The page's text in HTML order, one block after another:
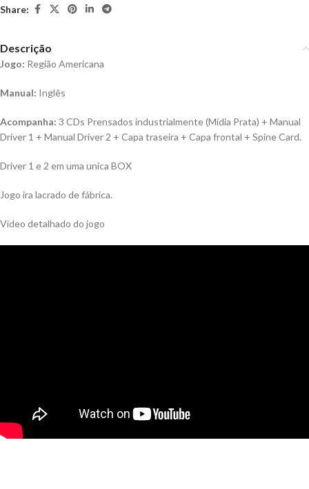
Share:
Descrição
Jogo: Região Americana
Manual: Inglês
Acompanha: 3 CDs Prensados industrialmente (Mídia Prata) + Manual
Driver 1 + Manual Driver 2 + Capa traseira + Capa frontal + Spine Card.
Driver 1 e 2 em uma unica BOX
Jogo ira lacrado de fábrica.
Video detalhado do jogo